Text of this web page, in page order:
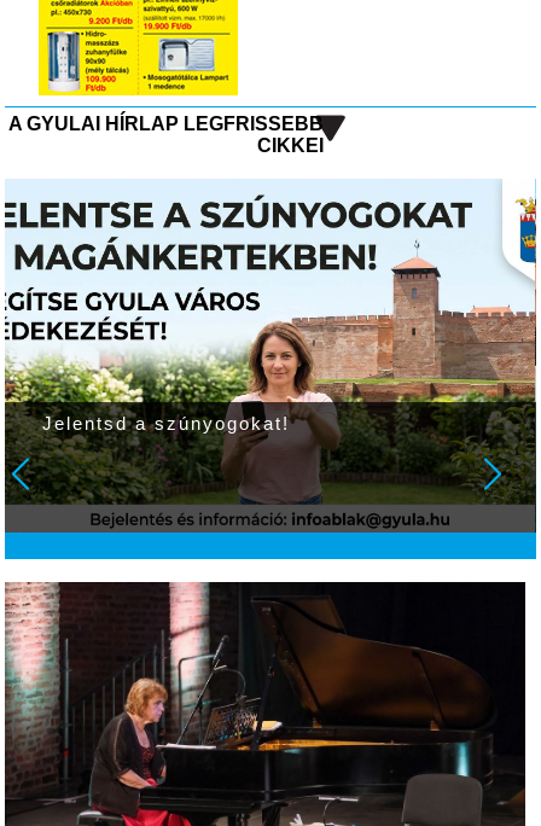
A GYULAI HÍRLAP LEGFRISSEBB
CIKKEI
Jelentsd a szúnyogokat!